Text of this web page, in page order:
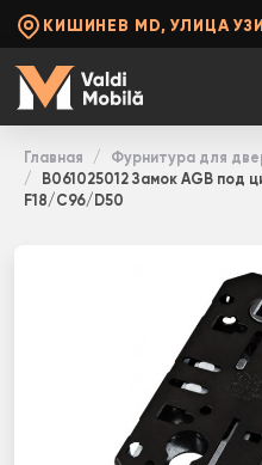
КИШИНЕВ MD, УЛИЦА
Главная
Фурнитура для
B061025012 Замок AGB под
F18/C96/D50